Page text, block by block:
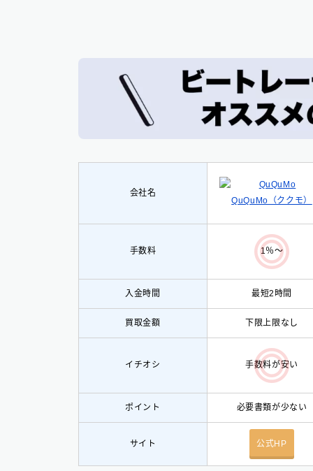
会社名
QuQuMo（ククモ）
手数料 1％〜
入金時間 最短2時間
買取金額 下限上限なし
イチオシ 手数料が安い
ポイント 必要書類が少ない
サイト 公式HP